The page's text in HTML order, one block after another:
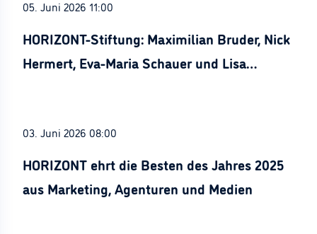
05. Juni 2026 11:00
HORIZONT-Stiftung: Maximilian Bruder, Nick
Hermert, Eva-Maria Schauer und Lisa
03. Juni 2026 08:00
HORIZONT ehrt die Besten des Jahres 2025
aus Marketing, Agenturen und Medien